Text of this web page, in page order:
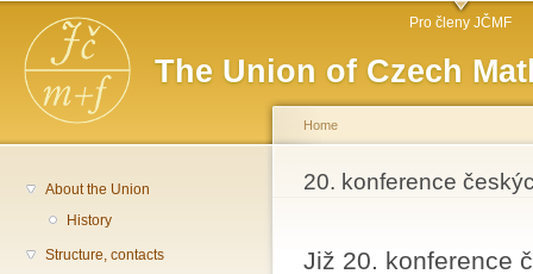
The Union of Czech
Main menu Pro členy JČMF
About the Union
History
Structure, contacts
You are here
Home
20. konference
Již 20. konference